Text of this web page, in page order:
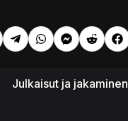
Julkaisut ja jakaminen